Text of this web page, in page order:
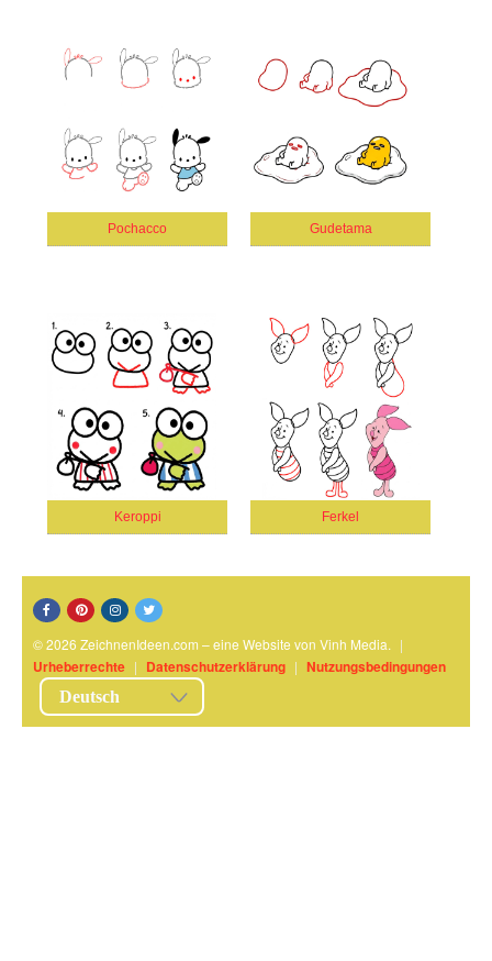
Pochacco Gudetama
Keroppi Ferkel
© 2026 ZeichnenIdeen.com – eine Website von Vinh Media. |
Urheberrechte | Datenschutzerklärung | Nutzungsbedingungen
Deutsch